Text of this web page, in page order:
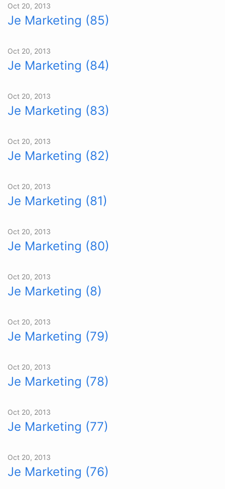
Oct 20, 2013
Je Marketing (85)
Oct 20, 2013
Je Marketing (84)
Oct 20, 2013
Je Marketing (83)
Oct 20, 2013
Je Marketing (82)
Oct 20, 2013
Je Marketing (81)
Oct 20, 2013
Je Marketing (80)
Oct 20, 2013
Je Marketing (8)
Oct 20, 2013
Je Marketing (79)
Oct 20, 2013
Je Marketing (78)
Oct 20, 2013
Je Marketing (77)
Oct 20, 2013
Je Marketing (76)